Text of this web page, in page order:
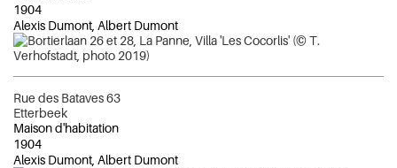
1904
Alexis Dumont, Albert Dumont
Rue des Bataves 63
Etterbeek
Maison d'habitation
1904
Alexis Dumont, Albert Dumont